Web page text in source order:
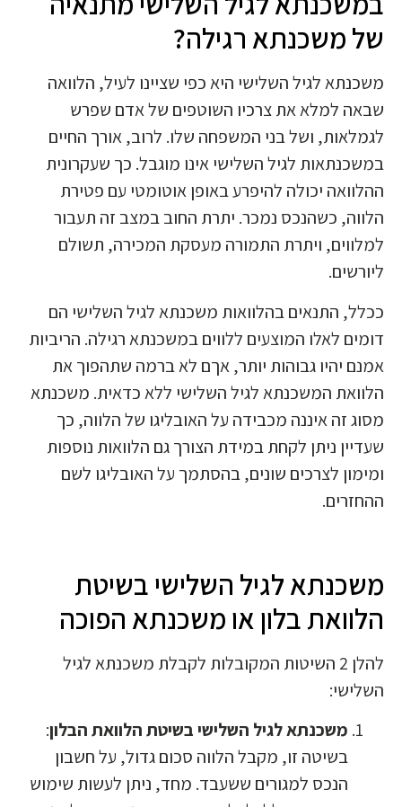
של משכנתא רגילה?
משכנתא לגיל השלישי היא כפי שציינו לעיל, הלוואה
שבאה למלא את צרכיו השוטפים של אדם שפרש
לגמלאות, ושל בני המשפחה שלו. לרוב, אורך החיים
במשכנתאות לגיל השלישי אינו מוגבל. כך שעקרונית
ההלוואה יכולה להיפרע באופן אוטומטי עם פטירת
הלווה, כשהנכס נמכר. יתרת החוב במצב זה תעבור
למלווים, ויתרת התמורה מעסקת המכירה, תשולם
ליורשים.
ככלל, התנאים בהלוואות משכנתא לגיל השלישי הם
דומים לאלו המוצעים ללווים במשכנתא רגילה. הריביות
אמנם יהיו גבוהות יותר, אךם לא ברמה שתהפוך את
הלוואת המשכנתא לגיל השלישי ללא כדאית. משכנתא
מסוג זה איננה מכבידה על האובליגו של הלווה, כך
שעדיין ניתן לקחת במידת הצורך גם הלוואות נוספות
ומימון לצרכים שונים, בהסתמך על האובליגו לשם
ההחזרים.
משכנתא לגיל השלישי בשיטת
הלוואת בלון או משכנתא הפוכה
להלן 2 השיטות המקובלות לקבלת משכנתא לגיל
השלישי:
משכנתא לגיל השלישי בשיטת הלוואת הבלון:
בשיטה זו, מקבל הלווה סכום גדול, על חשבון
הנכס למגורים ששעבד. מחד, ניתן לעשות שימוש